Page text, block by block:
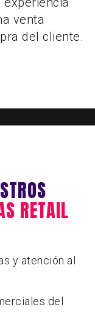
venta
del cliente.
RETAIL
y atención al
del